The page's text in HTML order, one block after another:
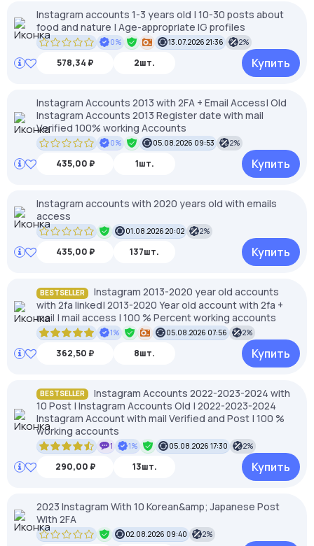
Instagram accounts 1-3 years old | 10-30 posts about
food and nature | Age-appropriate IG profiles
0% 13.07.2026 21:36 2%
578,34 ₽ 2шт. Купить
Instagram Accounts 2013 with 2FA + Email Access| Old
Instagram Accounts 2013 Register date with mail
Verified 100% working Accounts
0% 05.08.2026 09:53 2%
435,00 ₽ 1шт. Купить
Instagram accounts with 2020 years old with emails
access
01.08.2026 20:02 2%
435,00 ₽ 137шт. Купить
BESTSELLER
Instagram 2013-2020 year old accounts
with 2fa linked| 2013-2020 Year old account with 2fa +
mail | mail access | 100 % Percent working accounts
1% 05.08.2026 07:56 2%
362,50 ₽ 8шт. Купить
BESTSELLER
Instagram Accounts 2022-2023-2024 with
10 Post | Instagram Accounts Old | 2022-2023-2024
Instagram Account with mail Verified and Post | 100 %
working accounts
1 1% 05.08.2026 17:30 2%
290,00 ₽ 13шт. Купить
2023 Instagram With 10 Korean&amp; Japanese Post
With 2FA
02.08.2026 09:40 2%